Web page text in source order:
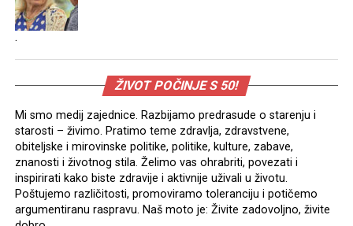
.
ŽIVOT POČINJE S 50!
Mi smo medij zajednice. Razbijamo predrasude o starenju i
starosti – živimo. Pratimo teme zdravlja, zdravstvene,
obiteljske i mirovinske politike, politike, kulture, zabave,
znanosti i životnog stila. Želimo vas ohrabriti, povezati i
inspirirati kako biste zdravije i aktivnije uživali u životu.
Poštujemo različitosti, promoviramo toleranciju i potičemo
argumentiranu raspravu. Naš moto je: Živite zadovoljno, živite